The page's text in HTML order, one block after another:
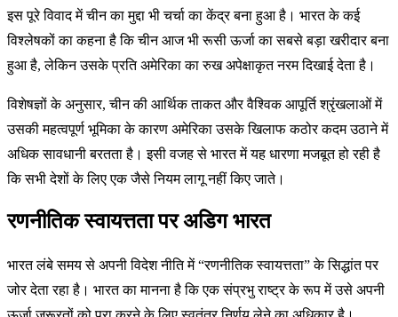
इस पूरे विवाद में चीन का मुद्दा भी चर्चा का केंद्र बना हुआ है। भारत के कई
विश्लेषकों का कहना है कि चीन आज भी रूसी ऊर्जा का सबसे बड़ा खरीदार बना
हुआ है, लेकिन उसके प्रति अमेरिका का रुख अपेक्षाकृत नरम दिखाई देता है।
विशेषज्ञों के अनुसार, चीन की आर्थिक ताकत और वैश्विक आपूर्ति श्रृंखलाओं में
उसकी महत्वपूर्ण भूमिका के कारण अमेरिका उसके खिलाफ कठोर कदम उठाने में
अधिक सावधानी बरतता है। इसी वजह से भारत में यह धारणा मजबूत हो रही है
कि सभी देशों के लिए एक जैसे नियम लागू नहीं किए जाते।
रणनीतिक स्वायत्तता पर अडिग भारत
भारत लंबे समय से अपनी विदेश नीति में “रणनीतिक स्वायत्तता” के सिद्धांत पर
जोर देता रहा है। भारत का मानना है कि एक संप्रभु राष्ट्र के रूप में उसे अपनी